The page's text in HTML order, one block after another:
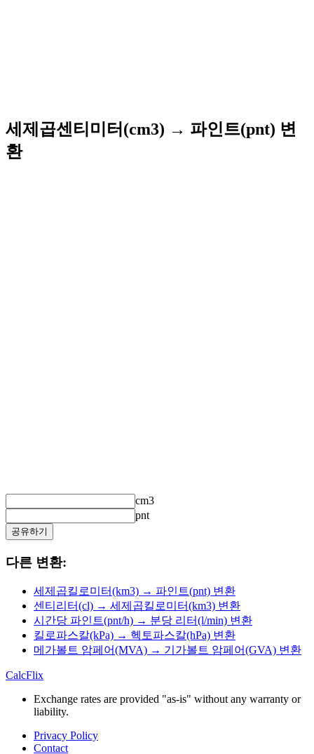
세제곱센티미터(cm3) → 파인트(pnt) 변
환
cm3
pnt
공유하기
다른 변환:
세제곱킬로미터(km3) → 파인트(pnt) 변환
센티리터(cl) → 세제곱킬로미터(km3) 변환
시간당 파인트(pnt/h) → 분당 리터(l/min) 변환
킬로파스칼(kPa) → 헥토파스칼(hPa) 변환
메가볼트 암페어(MVA) → 기가볼트 암페어(GVA) 변환
CalcFlix
Exchange rates are provided "as-is" without any warranty or
liability.
Privacy Policy
Contact